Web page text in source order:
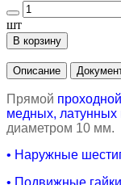
шт
В корзину
Описание
Прямой проходной
медных, латунных
диаметром 10 мм.
• Наружные
• Подвижные